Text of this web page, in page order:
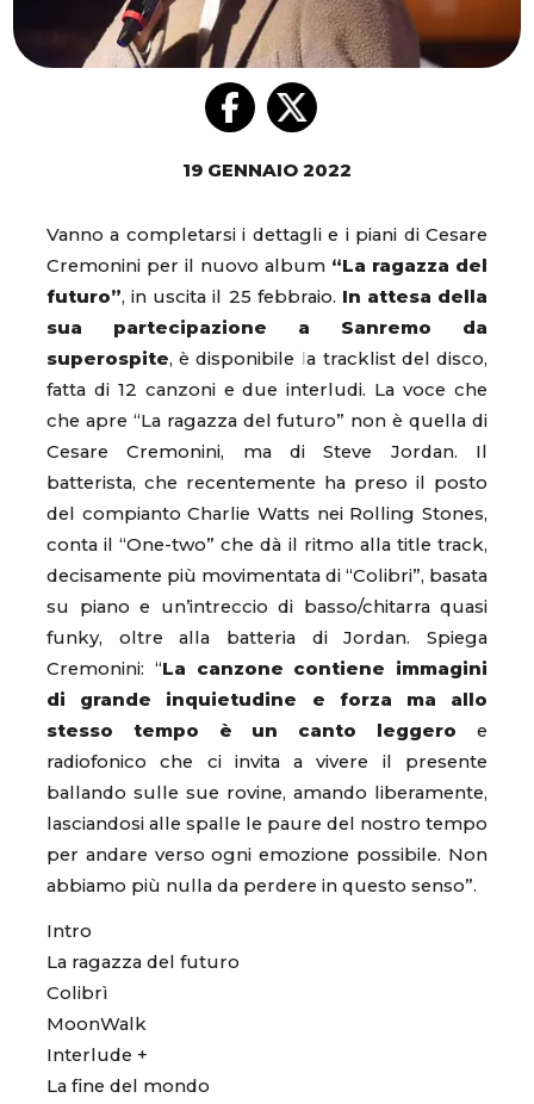
19 GENNAIO 2022
Vanno a completarsi i dettagli e i piani di Cesare
Cremonini per il nuovo album “La ragazza del
futuro”, in uscita il 25 febbraio. In attesa della
sua partecipazione a Sanremo da
superospite, è disponibile la tracklist del disco,
fatta di 12 canzoni e due interludi. La voce che
che apre “La ragazza del futuro” non è quella di
Cesare Cremonini, ma di Steve Jordan. Il
batterista, che recentemente ha preso il posto
del compianto Charlie Watts nei Rolling Stones,
conta il “One-two” che dà il ritmo alla title track,
decisamente più movimentata di “Colibri”, basata
su piano e un’intreccio di basso/chitarra quasi
funky, oltre alla batteria di Jordan. Spiega
Cremonini: “La canzone contiene immagini
di grande inquietudine e forza ma allo
stesso tempo è un canto leggero e
radiofonico che ci invita a vivere il presente
ballando sulle sue rovine, amando liberamente,
lasciandosi alle spalle le paure del nostro tempo
per andare verso ogni emozione possibile. Non
abbiamo più nulla da perdere in questo senso”.
Intro
La ragazza del futuro
Colibrì
MoonWalk
Interlude +
La fine del mondo